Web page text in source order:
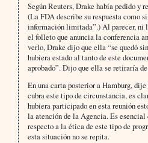
Según Reuters, Drake había pedido y
(La FDA describe su respuesta como
información limitada”.) Al parecer, ni
el folleto que anuncia la conferencia
verlo, Drake dijo que ella “se quedó
hubiera estado al tanto de este
aprobado”. Dijo que ella se retiraría
En una carta posterior a Hamburg,
cubra este tipo de circunstancia, es
hubiera participado en esta reunión
la atención de la Agencia. Es
respecto a la ética de este tipo de
esta situación no se repita.